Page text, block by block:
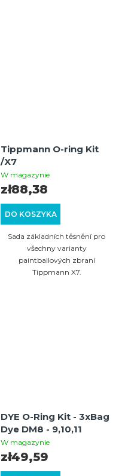
Tippmann O-ring Kit
/X7
W magazynie
DO KOSZYKA
zł88,38
Sada základních těsnění pro
všechny varianty
paintballových zbraní
Tippmann X7.
DYE O-Ring Kit - 3xBag
Dye DM8 - 9,10,11
W magazynie
zł49,59